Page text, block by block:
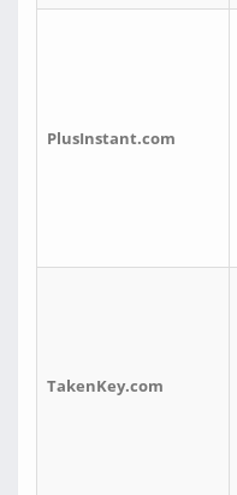
PlusInstant.com
TakenKey.com